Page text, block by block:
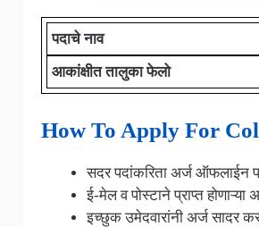
पदाचे नाव
आकांक्षीत तालुका फेलो
How To Apply For
सदर पदांकरिता अर्ज ऑफलाईन
ई-मेल व पोस्टाने प्राप्त होणाऱ्या
इच्छुक उमेदवारांनी अर्ज सादर